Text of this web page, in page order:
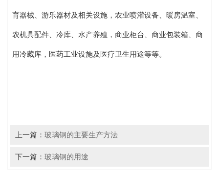
育器械、游乐器材及相关设施，农业喷灌设备、暖房温室、
农机具配件、冷库、水产养殖，商业柜台、商业包装箱、商
用冷藏库，医药工业设施及医疗卫生用途等等。
上一篇： 玻璃钢的主要生产方法
下一篇： 玻璃钢的用途